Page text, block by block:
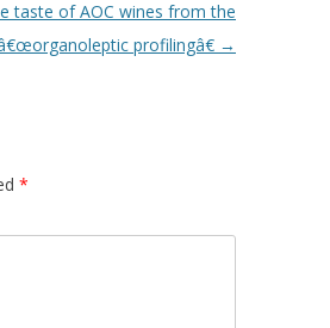
taste of AOC wines from the
profilingâ€ →
*